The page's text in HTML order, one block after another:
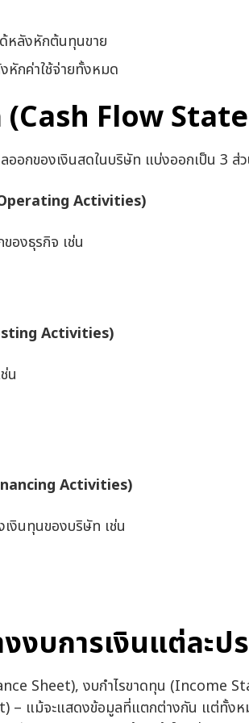
หลังหักต้นทุนขาย
หักค่าใช้จ่ายทั้งหมด
(Cash Flow
ออกของเงินสดในบริษัท แบ่งออกเป็น 3 ส่
Activities)
องธุรกิจ เช่น
Activities)
น
Activities)
งินทุนของบริษัท เช่น
งบการเงินแต่ละป
Sheet), งบกำไรขาดทุน (Income
– แม้จะแสดงข้อมูลที่แตกต่างกัน แต่ทั้ง